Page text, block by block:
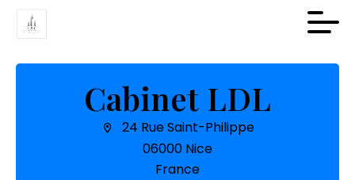
Cabinet LDL
24 Rue Saint-Philippe
06000 Nice
France